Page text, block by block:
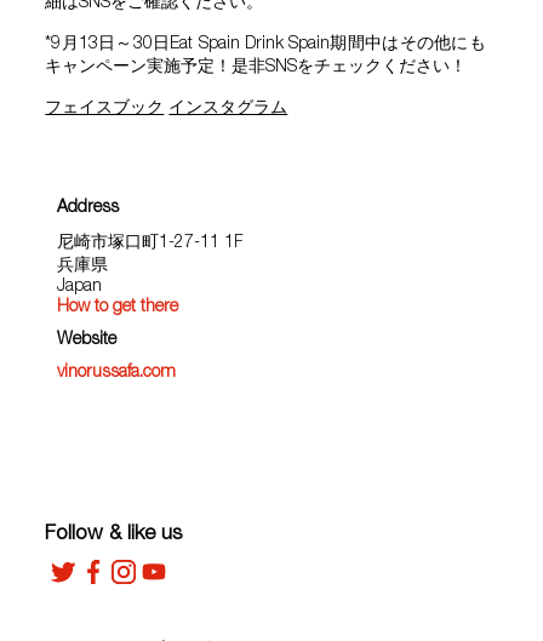
細はSNSをご確認ください。
*9月13日～30日Eat Spain Drink Spain期間中はその他にも
キャンペーン実施予定！是非SNSをチェックください！
フェイスブック インスタグラム
Address
尼崎市塚口町1-27-11 1F
兵庫県
Japan
How to get there
Website
vinorussafa.com
Follow & like us